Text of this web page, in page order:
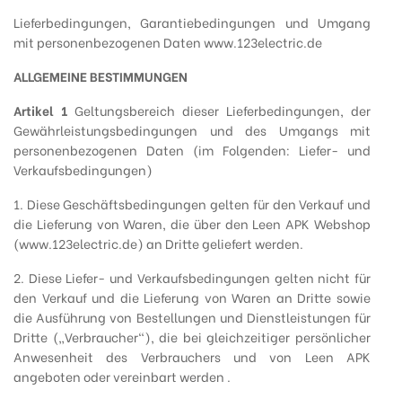
Lieferbedingungen, Garantiebedingungen und Umgang
mit personenbezogenen Daten www.123electric.de
ALLGEMEINE BESTIMMUNGEN
Artikel 1 Geltungsbereich dieser Lieferbedingungen, der
Gewährleistungsbedingungen und des Umgangs mit
personenbezogenen Daten (im Folgenden: Liefer- und
Verkaufsbedingungen)
1. Diese Geschäftsbedingungen gelten für den Verkauf und
die Lieferung von Waren, die über den Leen APK Webshop
(www.123electric.de) an Dritte geliefert werden.
2. Diese Liefer- und Verkaufsbedingungen gelten nicht für
den Verkauf und die Lieferung von Waren an Dritte sowie
die Ausführung von Bestellungen und Dienstleistungen für
Dritte („Verbraucher“), die bei gleichzeitiger persönlicher
Anwesenheit des Verbrauchers und von Leen APK
angeboten oder vereinbart werden .